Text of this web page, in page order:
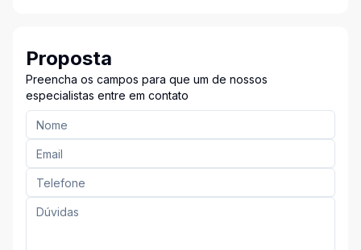
Proposta
Preencha os campos para que um de nossos
especialistas entre em contato